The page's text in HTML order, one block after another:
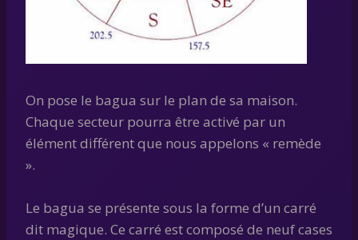
On pose le bagua sur le plan de sa maison.
Chaque secteur pourra être activé par un
élément différent que nous appelons « remède
».
Le bagua se présente sous la forme d’un carré
dit magique. Ce carré est composé de neuf cases